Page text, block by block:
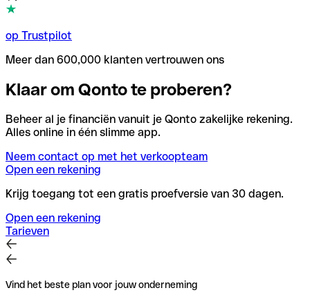
op Trustpilot
Meer dan 600,000 klanten vertrouwen ons
Klaar om Qonto te proberen?
Beheer al je financiën vanuit je Qonto zakelijke rekening.
Alles online in één slimme app.
Neem contact op met het verkoopteam
Open een rekening
Krijg toegang tot een gratis proefversie van 30 dagen.
Open een rekening
Tarieven
Vind het beste plan voor jouw onderneming